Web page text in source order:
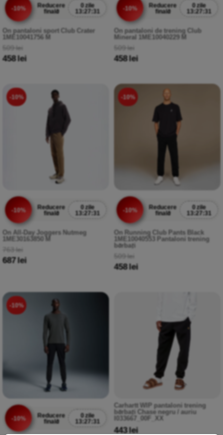
-10%
Reducere
finală
0 zile
13:27:30
On pantaloni sport Club Crater
1ME10041756 M
509 lei
458 lei
-10%
Reducere
finală
0 zile
13:27:30
On pantaloni de trening Club
Mineral 1ME10040229 M
509 lei
458 lei
-10%
-10%
Reducere
finală
0 zile
13:27:30
On All-Day Joggers Nutmeg
1ME30163850 M
763 lei
687 lei
-10%
-10%
Reducere
finală
0 zile
13:27:30
On Running Club Pants Black
1ME10040553 Pantaloni trening
bărbați
509 lei
458 lei
-10%
-10%
Reducere
finală
0 zile
13:27:30
Carhartt WIP pantaloni trening
bărbați Chase negru / auriu
I033667_00F_XX
443 lei